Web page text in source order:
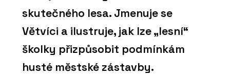
skutečného lesa. Jmenuje se
Větvíci a ilustruje, jak lze „lesní“
školky přizpůsobit podmínkám
husté městské zástavby.